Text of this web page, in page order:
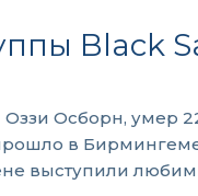
Black
Осборн, умер
в